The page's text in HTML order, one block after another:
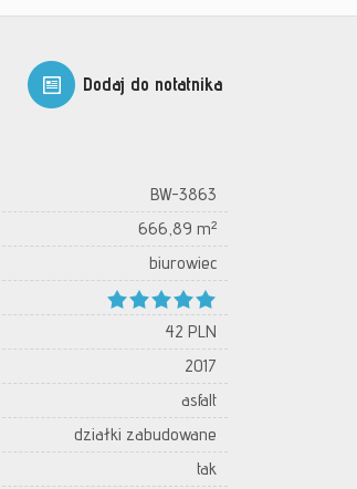
Dodaj do notatnika
BW-3863
666,89 m²
biurowiec
42 PLN
2017
asfalt
działki zabudowane
tak